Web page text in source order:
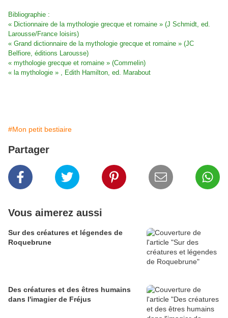
Bibliographie :
« Dictionnaire de la mythologie grecque et romaine » (J Schmidt, ed.
Larousse/France loisirs)
« Grand dictionnaire de la mythologie grecque et romaine » (JC
Belfiore, éditions Larousse)
« mythologie grecque et romaine » (Commelin)
« la mythologie » , Edith Hamilton, ed. Marabout
#Mon petit bestiaire
Partager
Vous aimerez aussi
Sur des créatures et légendes de
Roquebrune
Des créatures et des êtres humains
dans l'imagier de Fréjus